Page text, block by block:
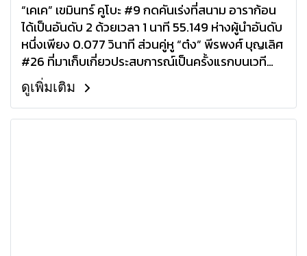
“เคเค” เขมินทร์ คูโบะ #9 กดคันเร่งที่สนาม อาราก้อน
ได้เป็นอันดับ 2 ด้วยเวลา 1 นาที 55.149 ห่างผู้นำอันดับ
หนึ่งเพียง 0.077 วินาที ส่วนคู่หู “ต๋ง” พีรพงศ์ บุญเลิศ
#26 ที่มาเก็บเกี่ยวประสบการณ์เป็นครั้งแรกบนเวที
ยุโรปก็สามารถเค้นฟอร์มออกมาได้อย่างดีเยี่ยม
ดูเพิ่มเติม